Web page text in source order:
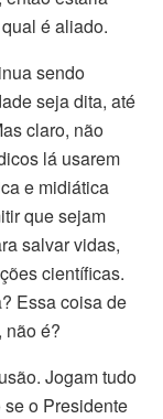
é aliado.
sendo
seja dita, até
claro, não
lá usarem
e midiática
que sejam
salvar vidas,
científicas.
Essa coisa de
não é?
Jogam tudo
o Presidente